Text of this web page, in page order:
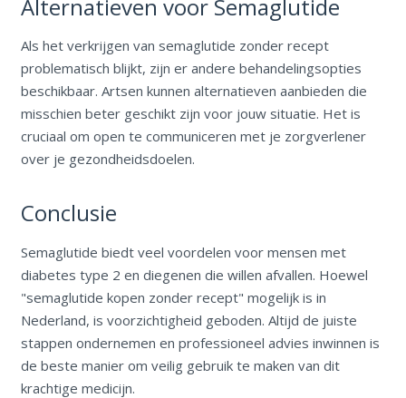
Alternatieven voor Semaglutide
Als het verkrijgen van semaglutide zonder recept
problematisch blijkt, zijn er andere behandelingsopties
beschikbaar. Artsen kunnen alternatieven aanbieden die
misschien beter geschikt zijn voor jouw situatie. Het is
cruciaal om open te communiceren met je zorgverlener
over je gezondheidsdoelen.
Conclusie
Semaglutide biedt veel voordelen voor mensen met
diabetes type 2 en diegenen die willen afvallen. Hoewel
"semaglutide kopen zonder recept" mogelijk is in
Nederland, is voorzichtigheid geboden. Altijd de juiste
stappen ondernemen en professioneel advies inwinnen is
de beste manier om veilig gebruik te maken van dit
krachtige medicijn.